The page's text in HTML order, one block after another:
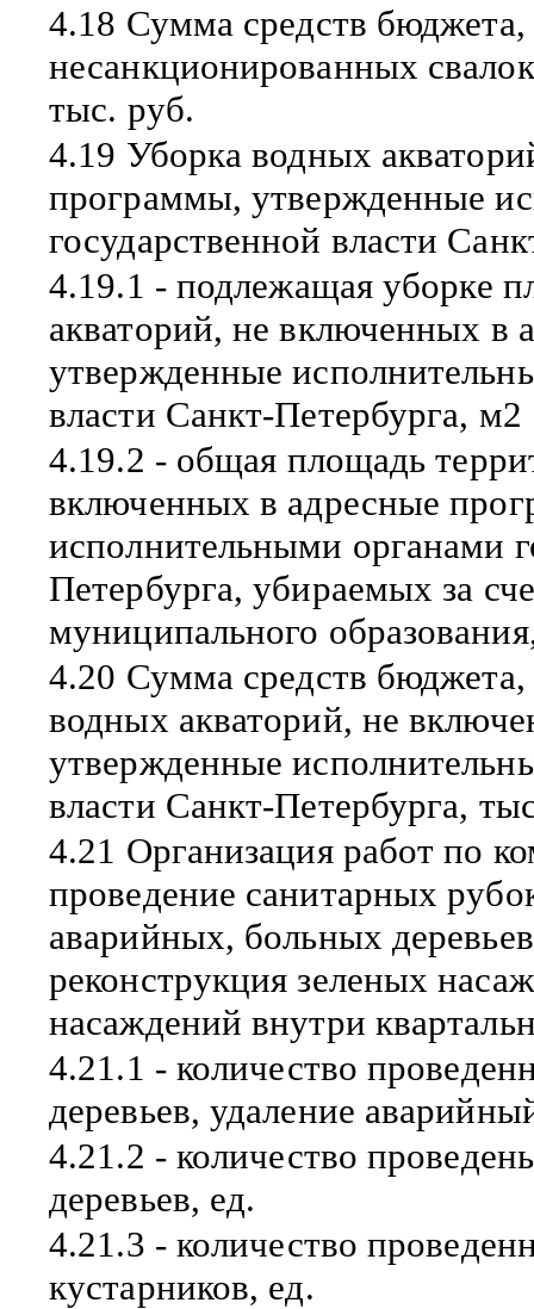
4.18 Сумма средств
несанкционированных
тыс. руб.
4.19 Уборка водных
программы, утвержденные
государственной власти
4.19.1 - подлежащая уборке
акваторий, не включенных в
утвержденные
власти Санкт-Петербурга, м2
4.19.2 - общая площадь
включенных в адресные
исполнительными органами
Петербурга, убираемых за
муниципального
4.20 Сумма средств
водных акваторий, не
утвержденные
власти Санкт-Петербурга,
4.21 Организация работ по
проведение санитарных
аварийных, больных
реконструкция зеленых
насаждений внутри
4.21.1 - количество
деревьев, удаление
4.21.2 - количество
деревьев, ед.
4.21.3 - количество
кустарников, ед.